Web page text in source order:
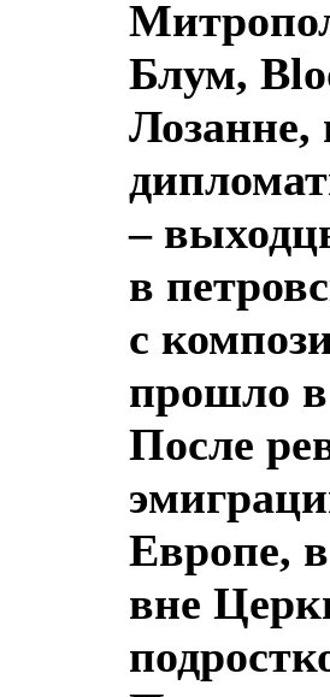
Блум,
Лозанне,
–
в
с
прошло в
После
Европе,
вне